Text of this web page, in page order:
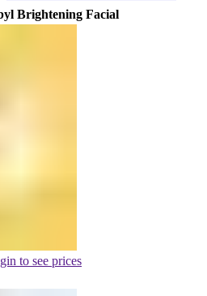
Brightening Facial
to see prices